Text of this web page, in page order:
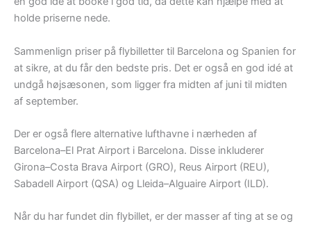
holde priserne nede.
Sammenlign priser på flybilletter til Barcelona og Spanien for
at sikre, at du får den bedste pris. Det er også en god idé at
undgå højsæsonen, som ligger fra midten af juni til midten
af september.
Der er også flere alternative lufthavne i nærheden af
Barcelona–El Prat Airport i Barcelona. Disse inkluderer
Girona–Costa Brava Airport (GRO), Reus Airport (REU),
Sabadell Airport (QSA) og Lleida–Alguaire Airport (ILD).
Når du har fundet din flybillet, er der masser af ting at se og